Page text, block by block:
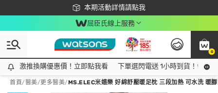
本期活動詳情請點我
下載app最高回饋$350
屈臣氏線上服務
0
激推換購優惠價！立即點我看
激推換購優惠價！立即點我看 下單選閃電送 1小時到貨！領神
首頁/醫美/ 更多醫美/MS.ELEC米嬉樂 好綿舒壓暖足枕 三段加熱 可水洗 暖